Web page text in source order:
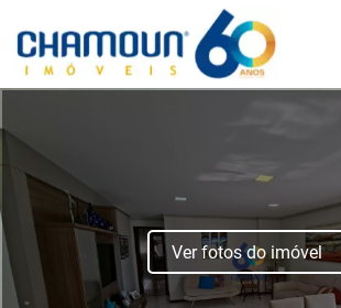
Ver fotos do imóvel